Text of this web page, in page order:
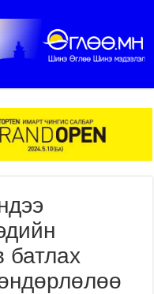
батлах